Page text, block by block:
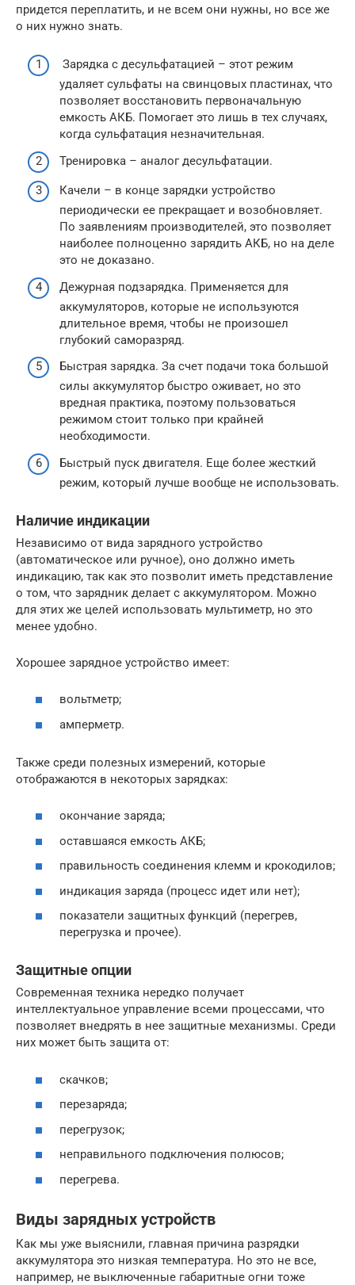
придется переплатить, и не всем они нужны, но все же
о них нужно знать.
Зарядка с десульфатацией – этот режим
удаляет сульфаты на свинцовых пластинах, что
позволяет восстановить первоначальную
емкость АКБ. Помогает это лишь в тех случаях,
когда сульфатация незначительная.
Тренировка – аналог десульфатации.
Качели – в конце зарядки устройство
периодически ее прекращает и возобновляет.
По заявлениям производителей, это позволяет
наиболее полноценно зарядить АКБ, но на деле
это не доказано.
Дежурная подзарядка. Применяется для
аккумуляторов, которые не используются
длительное время, чтобы не произошел
глубокий саморазряд.
Быстрая зарядка. За счет подачи тока большой
силы аккумулятор быстро оживает, но это
вредная практика, поэтому пользоваться
режимом стоит только при крайней
необходимости.
Быстрый пуск двигателя. Еще более жесткий
режим, который лучше вообще не использовать.
Наличие индикации
Независимо от вида зарядного устройство
(автоматическое или ручное), оно должно иметь
индикацию, так как это позволит иметь представление
о том, что зарядник делает с аккумулятором. Можно
для этих же целей использовать мультиметр, но это
менее удобно.
Хорошее зарядное устройство имеет:
вольтметр;
амперметр.
Также среди полезных измерений, которые
отображаются в некоторых зарядках:
окончание заряда;
оставшаяся емкость АКБ;
правильность соединения клемм и крокодилов;
индикация заряда (процесс идет или нет);
показатели защитных функций (перегрев,
перегрузка и прочее).
Защитные опции
Современная техника нередко получает
интеллектуальное управление всеми процессами, что
позволяет внедрять в нее защитные механизмы. Среди
них может быть защита от:
скачков;
перезаряда;
перегрузок;
неправильного подключения полюсов;
перегрева.
Виды зарядных устройств
Как мы уже выяснили, главная причина разрядки
аккумулятора это низкая температура. Но это не все,
например, не выключенные габаритные огни тоже